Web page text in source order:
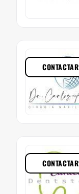
CONTACTAR
CONTACTAR